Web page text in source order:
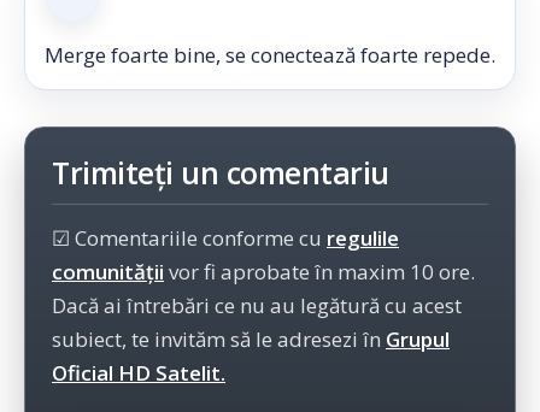
Merge foarte bine, se conectează foarte repede.
Trimiteți un comentariu
☑ Comentariile conforme cu regulile
comunității vor fi aprobate în maxim 10 ore.
Dacă ai întrebări ce nu au legătură cu acest
subiect, te invităm să le adresezi în Grupul
Oficial HD Satelit.